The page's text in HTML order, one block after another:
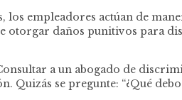
los empleadores actúan de
otorgar daños punitivos para
a un abogado de
Quizás se pregunte: “¿Qué debo